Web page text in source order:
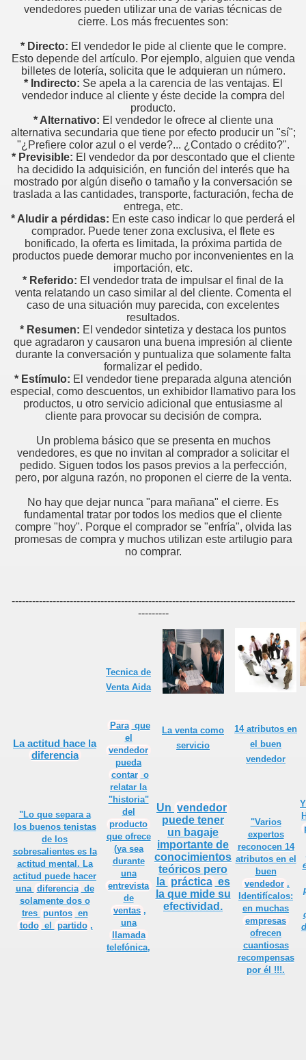
vendedores pueden utilizar una de varias técnicas de
cierre. Los más frecuentes son:
* Directo: El vendedor le pide al cliente que le compre.
Esto depende del artículo. Por ejemplo, alguien que venda
billetes de lotería, solicita que le adquieran un número.
* Indirecto: Se apela a la carencia de las ventajas. El
vendedor induce al cliente y éste decide la compra del
producto.
* Alternativo: El vendedor le ofrece al cliente una
alternativa secundaria que tiene por efecto producir un "sí";
"¿Prefiere color azul o el verde?... ¿Contado o crédito?".
* Previsible: El vendedor da por descontado que el cliente
ha decidido la adquisición, en función del interés que ha
mostrado por algún diseño o tamaño y la conversación se
traslada a las cantidades, transporte, facturación, fecha de
entrega, etc.
* Aludir a pérdidas: En este caso indicar lo que perderá el
comprador. Puede tener zona exclusiva, el flete es
bonificado, la oferta es limitada, la próxima partida de
productos puede demorar mucho por inconvenientes en la
importación, etc.
* Referido: El vendedor trata de impulsar el final de la
venta relatando un caso similar al del cliente. Comenta el
caso de una situación muy parecida, con excelentes
resultados.
* Resumen: El vendedor sintetiza y destaca los puntos
que agradaron y causaron una buena impresión al cliente
durante la conversación y puntualiza que solamente falta
formalizar el pedido.
* Estímulo: El vendedor tiene preparada alguna atención
especial, como descuentos, un exhibidor llamativo para los
productos, u otro servicio adicional que entusiasme al
cliente para provocar su decisión de compra.
Un problema básico que se presenta en muchos
vendedores, es que no invitan al comprador a solicitar el
pedido. Siguen todos los pasos previos a la perfección,
pero, por alguna razón, no proponen el cierre de la venta.
No hay que dejar nunca "para mañana" el cierre. Es
fundamental tratar por todos los medios que el cliente
compre "hoy". Porque el comprador se "enfría", olvida las
promesas de compra y muchos utilizan este artilugio para
no comprar.
-----------------------------------------------------------------------------------
---------
Laactitud hace la
diferencia
"Lo que separa a
los buenos tenistas
de los
sobresalientes es la
actitud mental. La
actitud puede hacer
una diferencia de
solamente dos o
tres puntos en
todo el partido ,
Tecnica de
Venta Aida
Para que
el
vendedor
pueda
contar o
relatar la
"historia"
del
producto
que ofrece
(ya sea
durante
una
entrevista
de
ventas ,
una
llamada
telefónica,
La venta como
servicio
Un vendedor
puede tener
un bagaje
importante de
conocimientos
teóricos pero
la práctica es
la que mide su
efectividad.
14 atributos en
el buen
vendedor
"Varios
expertos
reconocen 14
atributos en el
buen
vendedor .
Identifícalos:
en muchas
empresas
ofrecen
cuantiosas
recompensas
por él !!!.
vendedor
estar en la oficina y en el trabajo.
PROFESIONAL
el cliente pide
de Ventas
para un Vendedor
en ventas?
un cliente
claro
VENDEDOR
?